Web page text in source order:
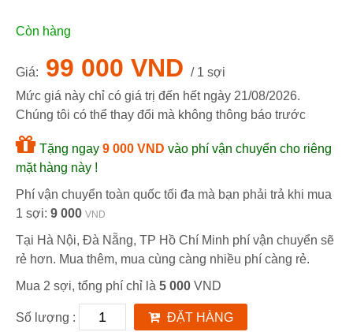
Còn hàng
Giá: 99 000 VND / 1 sợi
Mức giá này chỉ có giá trị đến hết ngày 21/08/2026.
Chúng tôi có thể thay đổi mà không thông báo trước
Tặng ngay 9 000 VND vào phí vận chuyển cho riêng
mặt hàng này !
Phí vận chuyển toàn quốc tối đa mà bạn phải trả khi mua
1 sợi: 9 000 VND
Tại Hà Nội, Đà Nẵng, TP Hồ Chí Minh phí vận chuyển sẽ
rẻ hơn. Mua thêm, mua cùng càng nhiều phí càng rẻ.
Mua 2 sợi, tổng phí chỉ là 5 000 VND
Số lượng : ĐẶT HÀNG